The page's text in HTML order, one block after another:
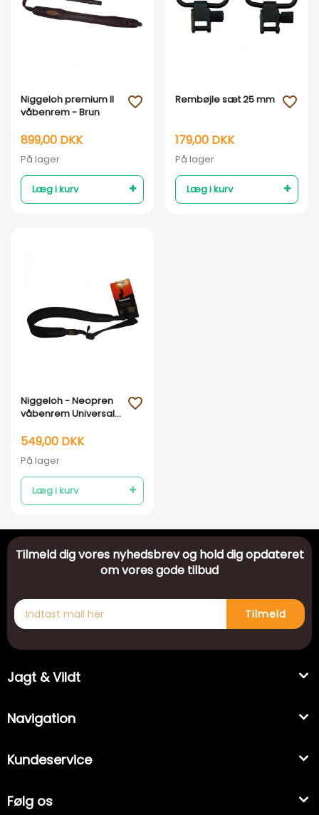
Vis her
Niggeloh premium II
våbenrem - Brun
899,00 DKK
På lager
Læg i kurv
favorite_outline
Vis her
Rembøjle sæt 25 mm
179,00 DKK
På lager
Læg i kurv
favorite_outline
Vis her
Niggeloh - Neopren
våbenrem Universal
549,00 DKK
På lager
Læg i kurv
favorite_outline
Tilmeld dig vores nyhedsbrev og hold dig opdateret
om vores gode tilbud
Tilmeld
Jagt & Vildt
Navigation
Kundeservice
Følg os